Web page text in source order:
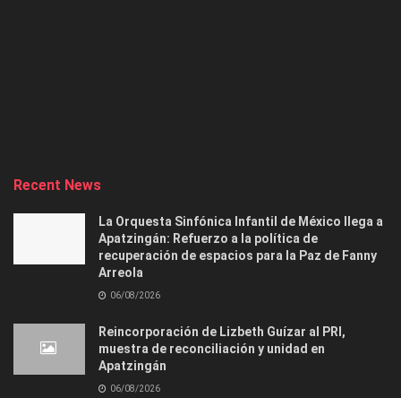
Recent News
La Orquesta Sinfónica Infantil de México llega a
Apatzingán: Refuerzo a la política de
recuperación de espacios para la Paz de Fanny
Arreola
06/08/2026
Reincorporación de Lizbeth Guízar al PRI,
muestra de reconciliación y unidad en
Apatzingán
06/08/2026